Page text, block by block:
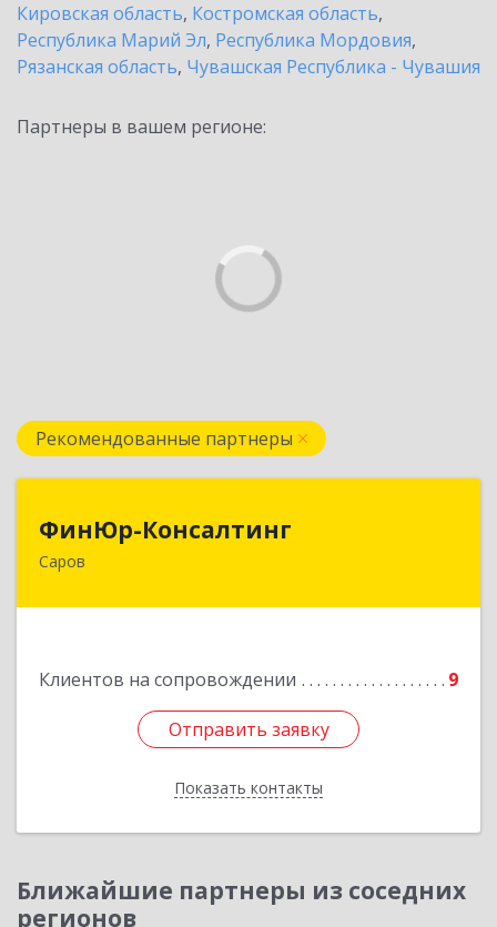
Кировская область, Костромская область,
Республика Марий Эл, Республика Мордовия,
Рязанская область, Чувашская Республика - Чувашия
Партнеры в вашем регионе:
Рекомендованные партнеры
ФинЮр-Консалтинг
Саров
Клиентов на сопровождении 9
Отправить заявку
Показать контакты
Отправить заявку
Назад
Ближайшие партнеры из соседних
регионов